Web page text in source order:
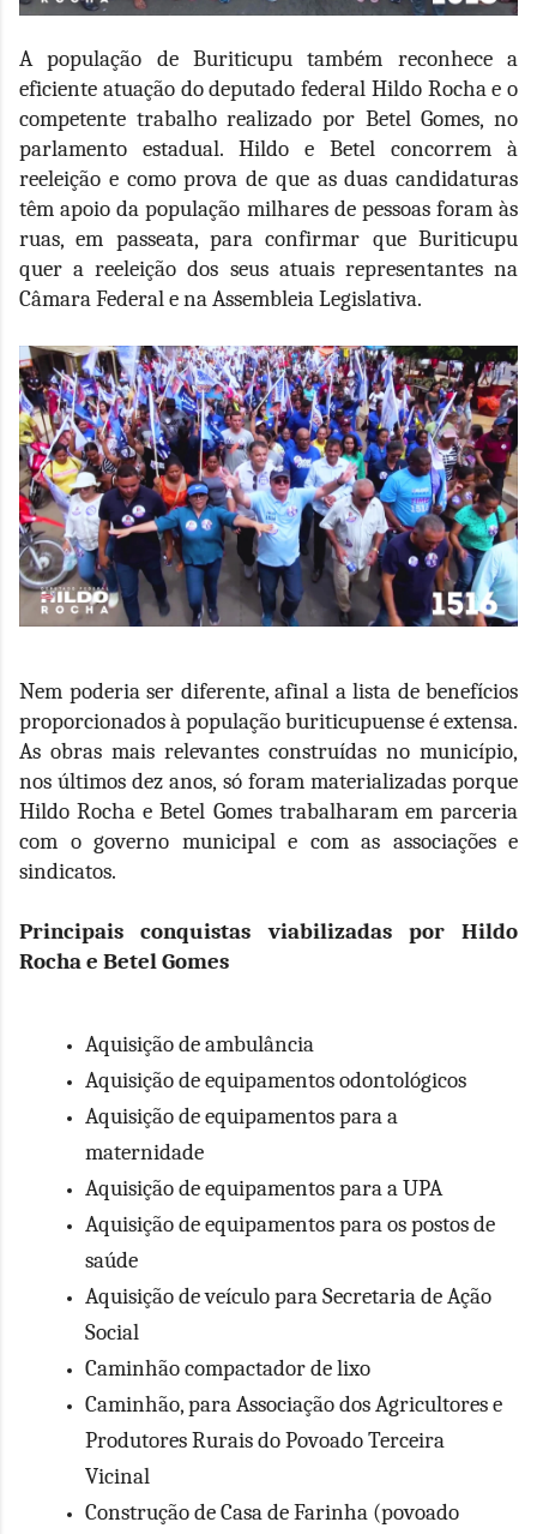
A população de Buriticupu também reconhece a
eficiente atuação do deputado federal Hildo Rocha e o
competente trabalho realizado por Betel Gomes, no
parlamento estadual. Hildo e Betel concorrem à
reeleição e como prova de que as duas candidaturas
têm apoio da população milhares de pessoas foram às
ruas, em passeata, para confirmar que Buriticupu
quer a reeleição dos seus atuais representantes na
Câmara Federal e na Assembleia Legislativa.
Nem poderia ser diferente, afinal a lista de benefícios
proporcionados à população buriticupuense é extensa.
As obras mais relevantes construídas no município,
nos últimos dez anos, só foram materializadas porque
Hildo Rocha e Betel Gomes trabalharam em parceria
com o governo municipal e com as associações e
sindicatos.
Principais conquistas viabilizadas por Hildo
Rocha e Betel Gomes
Aquisição de ambulância
Aquisição de equipamentos odontológicos
Aquisição de equipamentos para a
maternidade
Aquisição de equipamentos para a UPA
Aquisição de equipamentos para os postos de
saúde
Aquisição de veículo para Secretaria de Ação
Social
Caminhão compactador de lixo
Caminhão, para Associação dos Agricultores e
Produtores Rurais do Povoado Terceira
Vicinal
Construção de Casa de Farinha (povoado